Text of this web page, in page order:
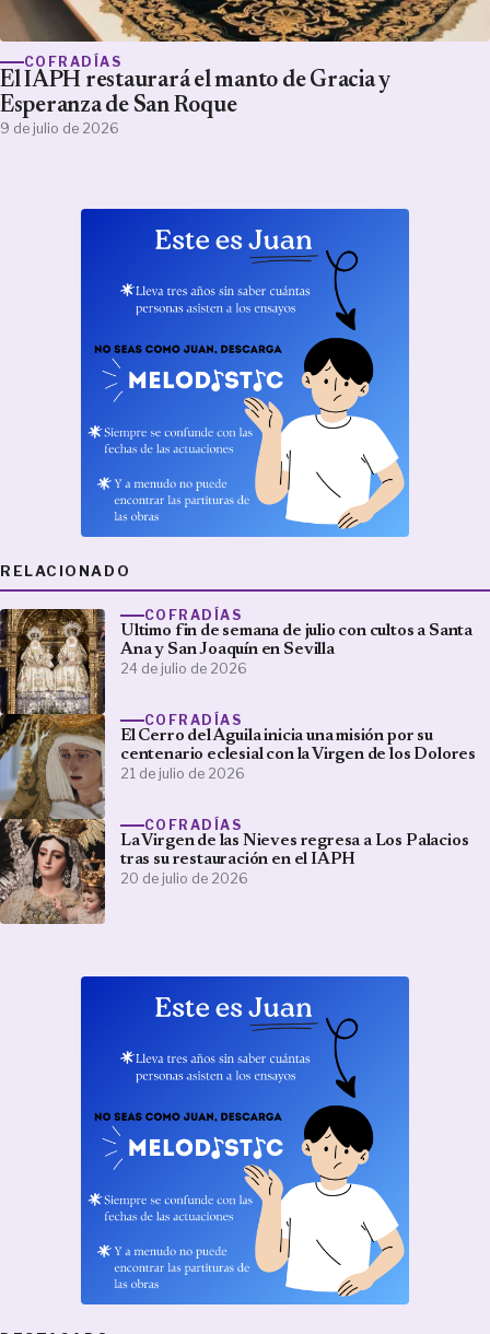
COFRADÍAS
El IAPH restaurará el manto de Gracia y
Esperanza de San Roque
9 de julio de 2026
RELACIONADO
COFRADÍAS
Ultimo fin de semana de julio con cultos a Santa
Ana y San Joaquín en Sevilla
24 de julio de 2026
COFRADÍAS
El Cerro del Águila inicia una misión por su
centenario eclesial con la Virgen de los Dolores
21 de julio de 2026
COFRADÍAS
La Virgen de las Nieves regresa a Los Palacios
tras su restauración en el IAPH
20 de julio de 2026